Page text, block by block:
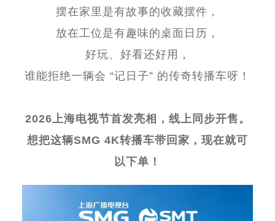
摆在家里是有故事的收藏摆件，
放在工位是有趣味的桌面日历，
好玩、好看还好用，
谁能拒绝一辆会 “记日子” 的传奇转播车呀！
2026 上海电视节首发亮相，线上同步开售。
想把这辆SMG 4K转播车带回家，现在就可
以下单！